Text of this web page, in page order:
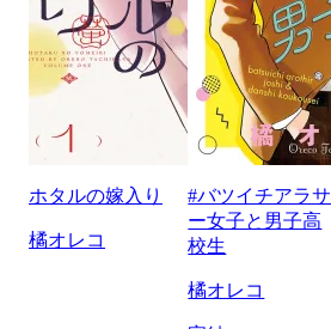
ホタルの嫁入り
橘オレコ
#バツイチアラサ
ー女子と男子高
校生
橘オレコ